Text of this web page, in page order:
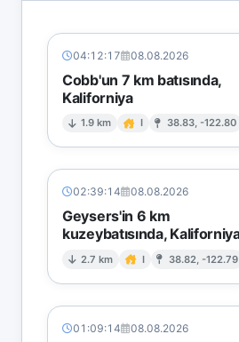
04:12:17 08.08.2026
Cobb'un 7 km batısında,
Kaliforniya
1.9 km I 38.83, -122.80
02:39:14 08.08.2026
Geysers'in 6 km
kuzeybatısında,
2.7 km I 38.82, -122.79
01:09:14 08.08.2026